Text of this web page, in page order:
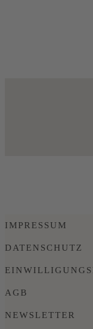
IMPRESSUM
DATENSCHUTZ
AGB
NEWSLETTER